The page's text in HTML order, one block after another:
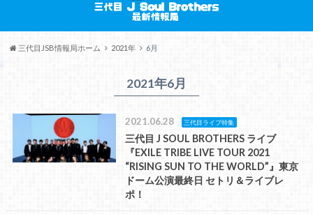
三代目JSB情報局ホーム 2021年 6月
2021年6月
2021.06.28 三代目ライブ特集
三代目 J SOUL BROTHERS ライブ
『EXILE TRIBE LIVE TOUR 2021
“RISING SUN TO THE WORLD”』東京
ドーム公演最終日 セトリ＆ライブレ
ポ！